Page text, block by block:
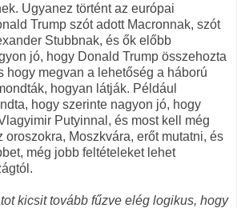
Ugyanez történt az európai
Trump szót adott Macronnak, szót
Stubbnak, és ők előbb
jó, hogy Donald Trump összehozta
hogy megvan a lehetőség a háború
hogyan látják. Például
hogy szerinte nagyon jó, hogy
Putyinnal, és most kell még
oroszokra, Moszkvára, erőt mutatni, és
még jobb feltételeket lehet
kicsit tovább fűzve elég logikus, hogy